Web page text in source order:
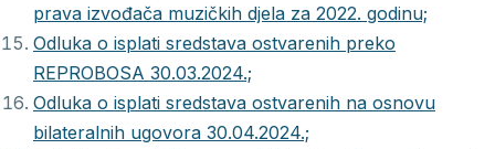
prava izvođača muzičkih djela za 2022. godinu;
Odluka o isplati sredstava ostvarenih preko
REPROBOSA 30.03.2024.;
Odluka o isplati sredstava ostvarenih na osnovu
bilateralnih ugovora 30.04.2024.;